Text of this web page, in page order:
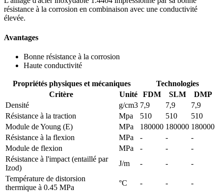
résistance à la corrosion en combinaison avec une conductivité
élevée.
Avantages
Bonne résistance à la corrosion
Haute conductivité
Propriétés physiques et mécaniques
Technologies
Critère
Unité FDM SLM
DMP
Densité
g/cm3 7,9 7,9
7,9
Résistance à la traction
Mpa 510 510
510
Module de Young (E)
MPa 180000 180000 180000
Résistance à la flexion
MPa - -
-
Module de flexion
MPa - -
-
Résistance à l'impact (entaillé par
Izod)
J/m - -
-
Température de distorsion
thermique à 0.45 MPa
°C - -
-